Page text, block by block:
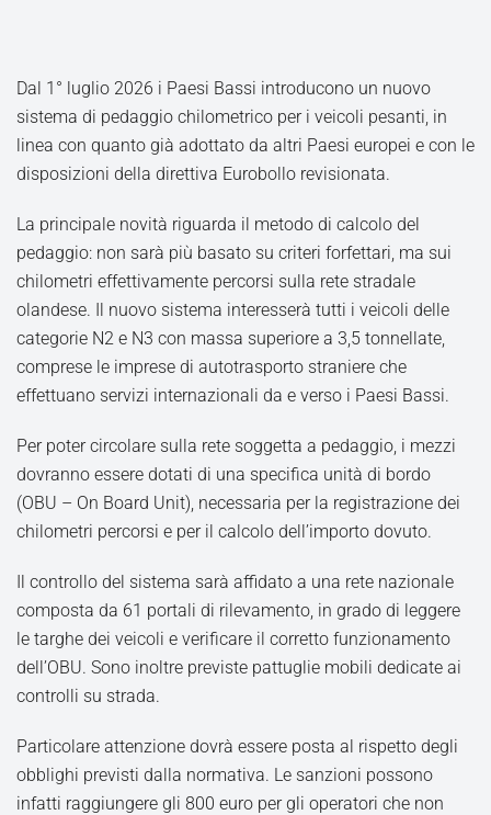
Dal 1° luglio 2026 i Paesi Bassi introducono un nuovo
sistema di pedaggio chilometrico per i veicoli pesanti, in
linea con quanto già adottato da altri Paesi europei e con le
disposizioni della direttiva Eurobollo revisionata.
La principale novità riguarda il metodo di calcolo del
pedaggio: non sarà più basato su criteri forfettari, ma sui
chilometri effettivamente percorsi sulla rete stradale
olandese. Il nuovo sistema interesserà tutti i veicoli delle
categorie N2 e N3 con massa superiore a 3,5 tonnellate,
comprese le imprese di autotrasporto straniere che
effettuano servizi internazionali da e verso i Paesi Bassi.
Per poter circolare sulla rete soggetta a pedaggio, i mezzi
dovranno essere dotati di una specifica unità di bordo
(OBU – On Board Unit), necessaria per la registrazione dei
chilometri percorsi e per il calcolo dell’importo dovuto.
Il controllo del sistema sarà affidato a una rete nazionale
composta da 61 portali di rilevamento, in grado di leggere
le targhe dei veicoli e verificare il corretto funzionamento
dell’OBU. Sono inoltre previste pattuglie mobili dedicate ai
controlli su strada.
Particolare attenzione dovrà essere posta al rispetto degli
obblighi previsti dalla normativa. Le sanzioni possono
infatti raggiungere gli 800 euro per gli operatori che non